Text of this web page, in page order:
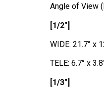
Angle of View
[1/2"]
WIDE: 21.7° x
TELE: 6.7° x
[1/3"]